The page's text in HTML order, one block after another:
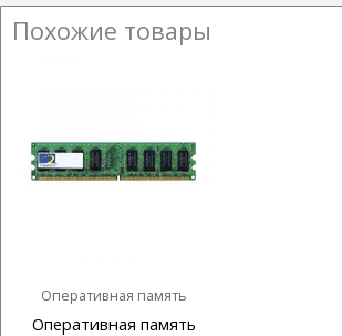
Похожие товары
Оперативная память
Оперативная память